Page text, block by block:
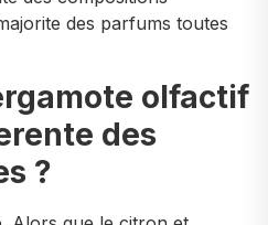
des parfums toutes
olfactif
des
?